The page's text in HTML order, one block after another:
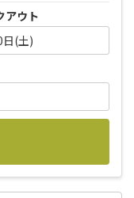
アウト
(土)